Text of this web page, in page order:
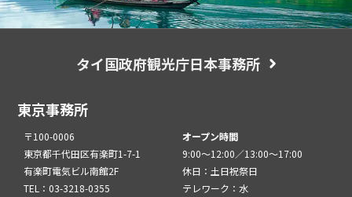
タイ国政府観光庁日本事務所
東京事務所
〒100-0006
東京都千代田区有楽町1-7-1
有楽町電気ビル南館2F
TEL：03-3218-0355
オープン時間
9:00～12:00／13:00～17:00
休日：土日祝祭日
テレワーク：水